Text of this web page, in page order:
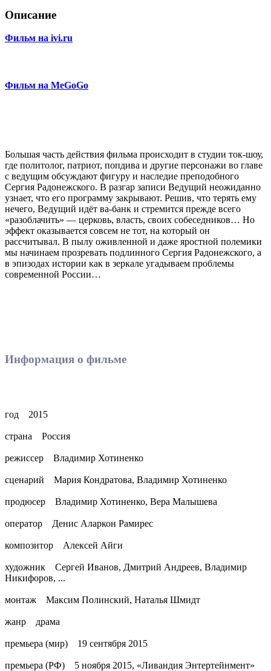
Описание
Фильм на ivi.ru
Фильм на MeGoGo
Большая часть действия фильма происходит в студии ток-шоу,
где политолог, патриот, попдива и другие персонажи во главе
с ведущим обсуждают фигуру и наследие преподобного
Сергия Радонежского. В разгар записи Ведущий неожиданно
узнает, что его программу закрывают. Решив, что терять ему
нечего, Ведущий идёт ва-банк и стремится прежде всего
«разоблачить» — церковь, власть, своих собеседников… Но
эффект оказывается совсем не тот, на который он
рассчитывал. В пылу оживленной и даже яростной полемики
мы начинаем прозревать подлинного Сергия Радонежского, а
в эпизодах истории как в зеркале угадываем проблемы
современной России…
Информация о фильме
год 2015
страна Россия
режиссер Владимир Хотиненко
сценарий Мария Кондратова, Владимир Хотиненко
продюсер Владимир Хотиненко, Вера Малышева
оператор Денис Аларкон Рамирес
композитор Алексей Айги
художник Сергей Иванов, Дмитрий Андреев, Владимир
Никифоров, ...
монтаж Максим Полинский, Наталья Шмидт
жанр драма
премьера (мир) 19 сентября 2015
премьера (РФ) 5 ноября 2015, «Ливандия Энтертейнмент»